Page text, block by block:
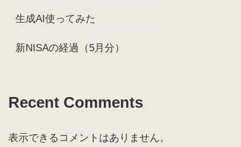
生成AI使ってみた
新NISAの経過（5月分）
Recent Comments
表示できるコメントはありません。